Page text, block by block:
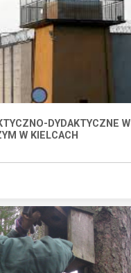
DYDAKTYCZNE W
W KIELCACH